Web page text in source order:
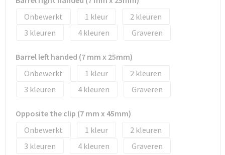
Onbewerkt
1
2
3
4 Graveren
Barrel left handed (7 mm x 25mm)
Onbewerkt
1
2
3
4 Graveren
Opposite the clip (7 mm x 45mm)
Onbewerkt
1
2
3
4 Graveren